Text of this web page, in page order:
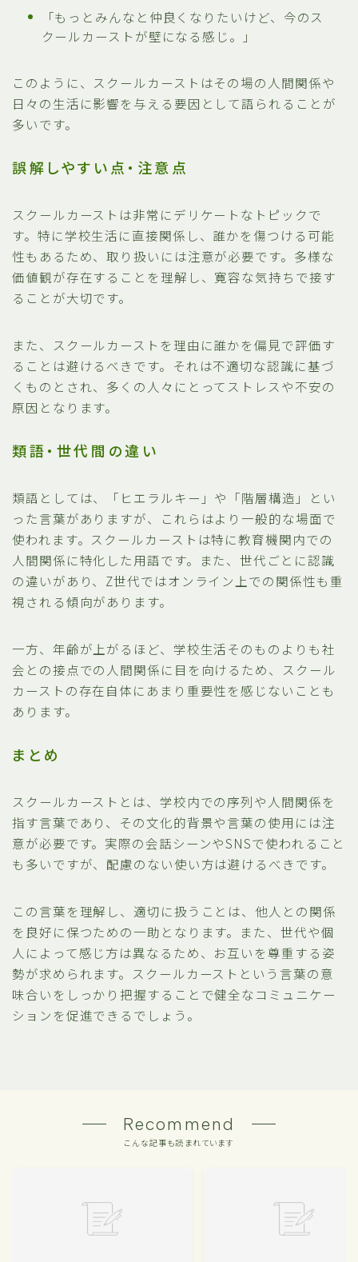
「もっとみんなと仲良くなりたいけど、今のス
クールカーストが壁になる感じ。」
このように、スクールカーストはその場の人間関係や
日々の生活に影響を与える要因として語られることが
多いです。
誤解しやすい点・注意点
スクールカーストは非常にデリケートなトピックで
す。特に学校生活に直接関係し、誰かを傷つける可能
性もあるため、取り扱いには注意が必要です。多様な
価値観が存在することを理解し、寛容な気持ちで接す
ることが大切です。
また、スクールカーストを理由に誰かを偏見で評価す
ることは避けるべきです。それは不適切な認識に基づ
くものとされ、多くの人々にとってストレスや不安の
原因となります。
類語・世代間の違い
類語としては、「ヒエラルキー」や「階層構造」とい
った言葉がありますが、これらはより一般的な場面で
使われます。スクールカーストは特に教育機関内での
人間関係に特化した用語です。また、世代ごとに認識
の違いがあり、Z世代ではオンライン上での関係性も重
視される傾向があります。
一方、年齢が上がるほど、学校生活そのものよりも社
会との接点での人間関係に目を向けるため、スクール
カーストの存在自体にあまり重要性を感じないことも
あります。
まとめ
スクールカーストとは、学校内での序列や人間関係を
指す言葉であり、その文化的背景や言葉の使用には注
意が必要です。実際の会話シーンやSNSで使われること
も多いですが、配慮のない使い方は避けるべきです。
この言葉を理解し、適切に扱うことは、他人との関係
を良好に保つための一助となります。また、世代や個
人によって感じ方は異なるため、お互いを尊重する姿
勢が求められます。スクールカーストという言葉の意
味合いをしっかり把握することで健全なコミュニケー
ションを促進できるでしょう。
Recommend
こんな記事も読まれています